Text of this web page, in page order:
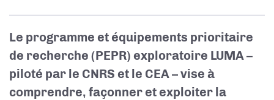
Le programme et équipements prioritaire
de recherche (PEPR) exploratoire LUMA –
piloté par le CNRS et le CEA – vise à
comprendre, façonner et exploiter la